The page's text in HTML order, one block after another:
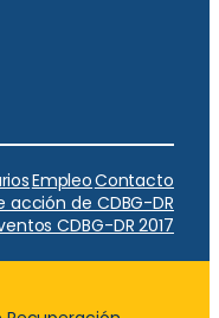
EmpleoContacto
acción de CDBG-DR
CDBG-DR 2017